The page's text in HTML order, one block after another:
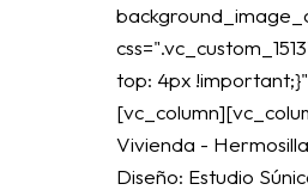
top: 4px
Vivienda -
Diseño: Estudio